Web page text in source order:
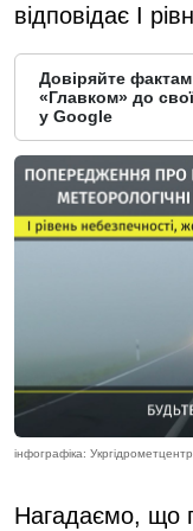
відповідає І
Довіряйте
«Главком» до
у Google
інфографіка: Укргідрометцентр
Нагадаємо, що